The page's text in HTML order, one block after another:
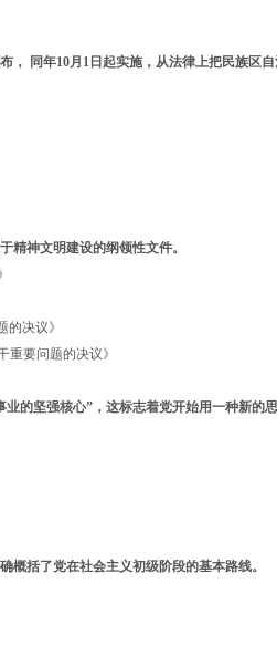
， 同年10月1日起实施，从法律上把民族区
于精神文明建设的纲领性文件。
决议》
要问题的决议》
的坚强核心”，这标志着党开始用一种新的思
概括了党在社会主义初级阶段的基本路线。